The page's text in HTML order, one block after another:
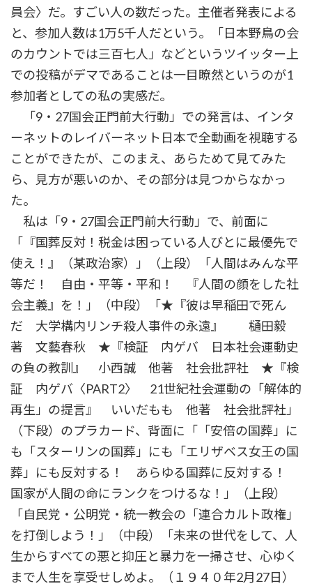
員会〉だ。すごい人の数だった。主催者発表による
と、参加人数は1万5千人だという。「日本野鳥の会
のカウントでは三百七人」などというツイッター上
での投稿がデマであることは一目瞭然というのが1
参加者としての私の実感だ。
「9・27国会正門前大行動」での発言は、インタ
ーネットのレイバーネット日本で全動画を視聴する
ことができたが、このまえ、あらためて見てみた
ら、見方が悪いのか、その部分は見つからなかっ
た。
私は「9・27国会正門前大行動」で、前面に
「『国葬反対！税金は困っている人びとに最優先で
使え！』（某政治家）」（上段）「人間はみんな平
等だ！ 自由・平等・平和！ 『人間の顔をした社
会主義』を！」（中段）「★『彼は早稲田で死ん
だ 大学構内リンチ殺人事件の永遠』 樋田毅
著 文藝春秋 ★『検証 内ゲバ 日本社会運動史
の負の教訓』 小西誠 他著 社会批評社 ★『検
証 内ゲバ〈PART2〉 21世紀社会運動の「解体的
再生」の提言』 いいだもも 他著 社会批評社」
（下段）のプラカード、背面に「「安倍の国葬」に
も「スターリンの国葬」にも「エリザベス女王の国
葬」にも反対する！ あらゆる国葬に反対する！
国家が人間の命にランクをつけるな！」（上段）
「自民党・公明党・統一教会の「連合カルト政権」
を打倒しよう！」（中段）「未来の世代をして、人
生からすべての悪と抑圧と暴力を一掃させ、心ゆく
まで人生を享受せしめよ。（１９４０年2月27日）